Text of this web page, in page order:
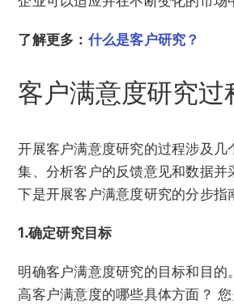
了解更多： 什么是客户研究？
客户满意度研究过
开展客户满意度研究的过程涉及几
集、分析客户的反馈意见和数据并
下是开展客户满意度研究的分步指
1.确定研究目标
明确客户满意度研究的目标和目的
高客户满意度的哪些具体方面？